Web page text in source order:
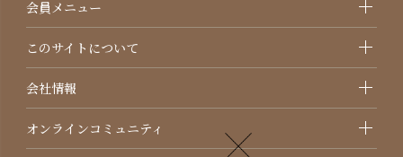
会員メニュー
このサイトについて
会社情報
オンラインコミュニティ